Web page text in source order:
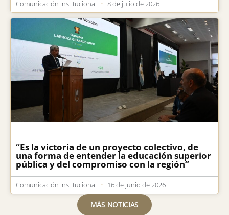
Comunicación Institucional 8 de julio de 2026
“Es la victoria de un proyecto colectivo, de
una forma de entender la educación superior
pública y del compromiso con la región”
Comunicación Institucional 16 de junio de 2026
MÁS NOTICIAS